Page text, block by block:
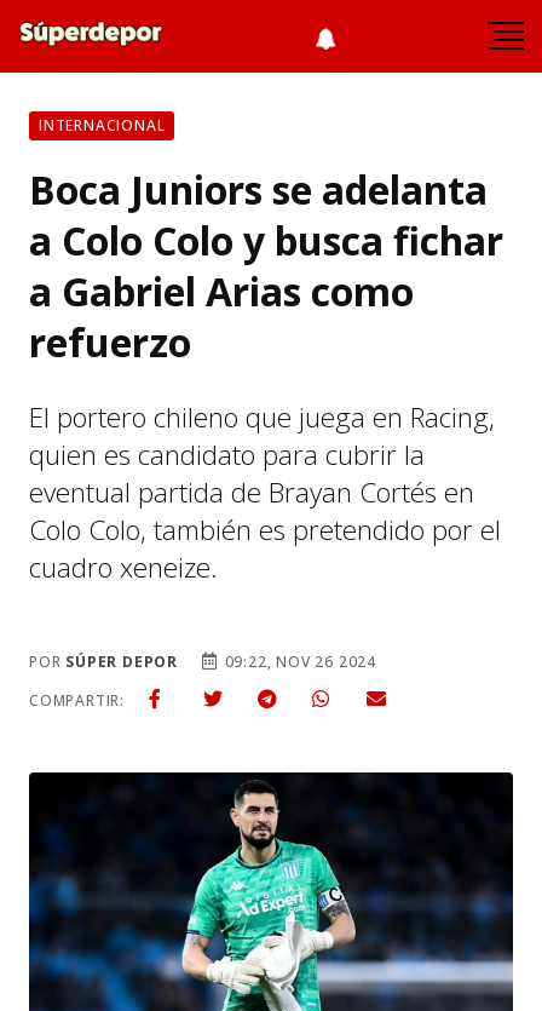
INTERNACIONAL
Boca Juniors se adelanta
a Colo Colo y busca fichar
a Gabriel Arias como
refuerzo
El portero chileno que juega en Racing,
quien es candidato para cubrir la
eventual partida de Brayan Cortés en
Colo Colo, también es pretendido por el
cuadro xeneize.
POR SÚPER DEPOR
09:22, NOV 26 2024
COMPARTIR: